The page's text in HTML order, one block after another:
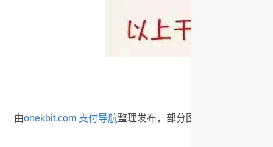
由onekbit.com 支付导航整理发布，部分图片来自网络